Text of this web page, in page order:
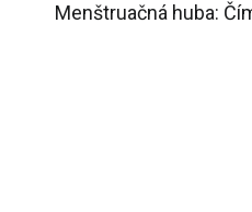
Menštruačná huba: